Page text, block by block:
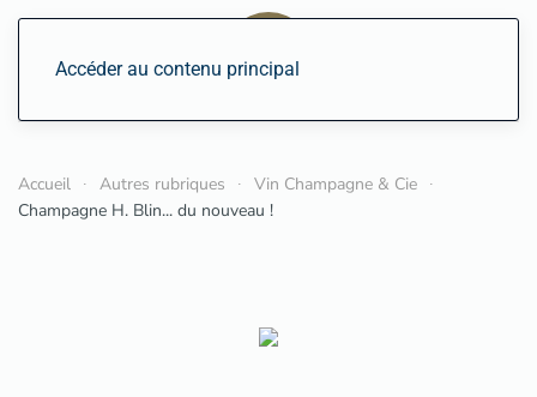
Accéder au contenu principal
Accueil Autres rubriques
Vin Champagne & Cie
Champagne H. Blin... du nouveau !